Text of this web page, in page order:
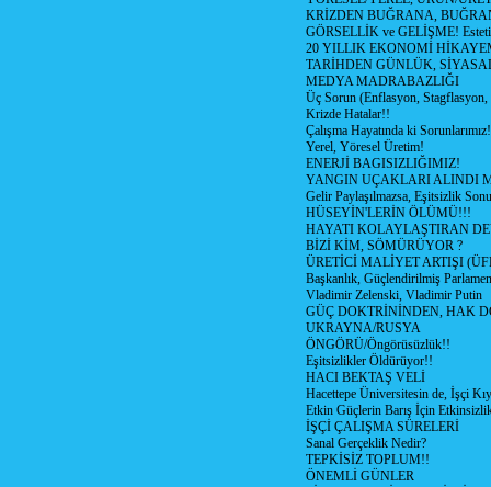
KRİZDEN BUĞRANA,
GÖRSELLİK ve GELİŞME!
20 YILLIK EKONOMİ
TARİHDEN GÜNLÜK,
MEDYA MADRABAZLIĞI
Üç Sorun (Enflasyon, Stagflasyon,
Krizde Hatalar!!
Çalışma Hayatında ki
Yerel, Yöresel Üretim!
ENERJİ BAGISIZLIĞIMIZ!
YANGIN UÇAKLARI ALINDI
Gelir Paylaşılmazsa, Eşitsizlik
HÜSEYİN'LERİN ÖLÜMÜ!!!
HAYATI KOLAYLAŞTIRAN
BİZİ KİM, SÖMÜRÜYOR ?
ÜRETİCİ MALİYET ARTIŞI
Başkanlık, Güçlendirilmiş
Vladimir Zelenski, Vladimir Putin
GÜÇ DOKTRİNİNDEN, HAK
UKRAYNA/RUSYA
ÖNGÖRÜ/Öngörüsüzlük!!
Eşitsizlikler Öldürüyor!!
HACI BEKTAŞ VELİ
Hacettepe Üniversitesin de, İşçi
Etkin Güçlerin Barış İçin
İŞÇİ ÇALIŞMA SÜRELERİ
Sanal Gerçeklik Nedir?
TEPKİSİZ TOPLUM!!
ÖNEMLİ GÜNLER